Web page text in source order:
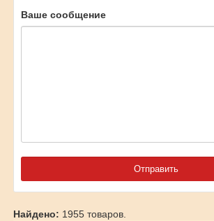
Ваше сообщение
Найдено: 1955 товаров.